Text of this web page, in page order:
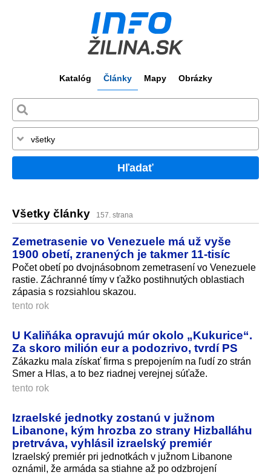
Katalóg Články Mapy Obrázky
Hľadať
Všetky články 157. strana
Zemetrasenie vo Venezuele má už vyše
1900 obetí, zranených je takmer 11-tisíc
Počet obetí po dvojnásobnom zemetrasení vo Venezuele
rastie. Záchranné tímy v ťažko postihnutých oblastiach
zápasia s rozsiahlou skazou.
tento rok
U Kaliňáka opravujú múr okolo „Kukurice“.
Za skoro milión eur a podozrivo, tvrdí PS
Zákazku mala získať firma s prepojením na ľudí zo strán
Smer a Hlas, a to bez riadnej verejnej súťaže.
tento rok
Izraelské jednotky zostanú v južnom
Libanone, kým hrozba zo strany Hizballáhu
pretrváva, vyhlásil izraelský premiér
Izraelský premiér pri jednotkách v južnom Libanone
oznámil, že armáda sa stiahne až po odzbrojení